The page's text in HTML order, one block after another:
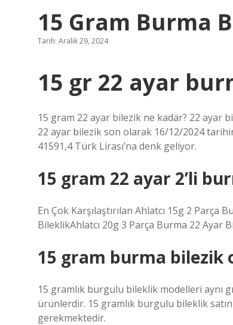
15 Gram Burma
Tarih: Aralık 29, 2024
15 gr 22 ayar
15 gram 22 ayar bilezik ne kadar? 22 ayar
22 ayar bilezik son olarak 16/12/2024
41591,4 Türk Lirası’na denk geliyor.
15 gram 22 ayar 2’li
En Çok Karşılaştırılan Ahlatcı 15g 2 Parça
BileklikAhlatcı 20g 3 Parça Burma 22 Ayar
15 gram burma bilezik
15 gramlık burgulu bileklik modelleri aynı
ürünlerdir. 15 gramlık burgulu bileklik
gerekmektedir.